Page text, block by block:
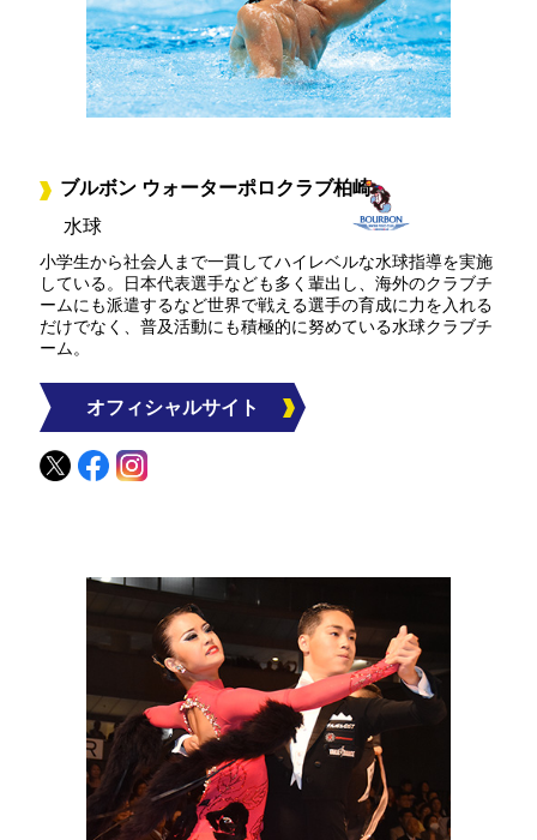
ブルボン ウォーターポロクラブ柏崎
水球
小学生から社会人まで一貫してハイレベルな水球指導を実施
している。日本代表選手なども多く輩出し、海外のクラブチ
ームにも派遣するなど世界で戦える選手の育成に力を入れる
だけでなく、普及活動にも積極的に努めている水球クラブチ
ーム。
オフィシャルサイト